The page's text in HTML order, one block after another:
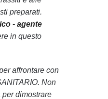
preparati.
- agente
in questo
affrontare con
Non
per dimostrare